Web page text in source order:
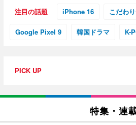
注目の話題 iPhone 16 こだわ
Google Pixel 9 韓国ドラマ K-
PICK UP
特集・連